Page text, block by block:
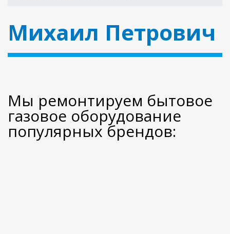
Михаил Петрович
Мы ремонтируем бытовое
газовое оборудование
популярных брендов: